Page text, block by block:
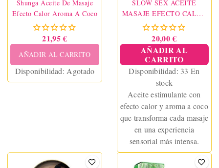
Shunga Aceite De Masaje
Efecto Calor Aroma A Coco
21,95 €
AÑADIR AL CARRITO
Disponibilidad: Agotado
SLOW SEX ACEITE
MASAJE EFECTO CALOR
50 ML
20,00 €
AÑADIR AL
CARRITO
Disponibilidad: 33 En
stock
Aceite estimulante con
efecto calor y aroma a coco
que transforma cada masaje
en una experiencia
sensorial más intensa.